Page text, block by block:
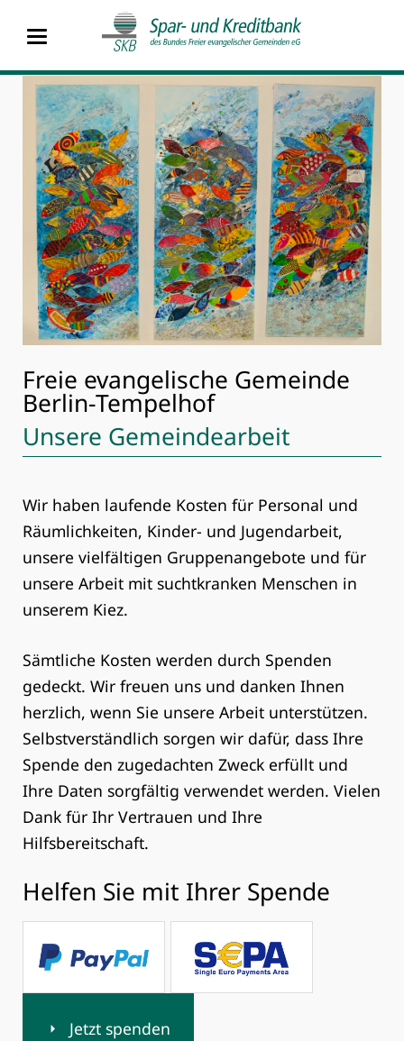
Freie evangelische Gemeinde
Berlin-Tempelhof
Unsere Gemeindearbeit
Wir haben laufende Kosten für Personal und
Räumlichkeiten, Kinder- und Jugendarbeit,
unsere vielfältigen Gruppenangebote und für
unsere Arbeit mit suchtkranken Menschen in
unserem Kiez.
Sämtliche Kosten werden durch Spenden
gedeckt. Wir freuen uns und danken Ihnen
herzlich, wenn Sie unsere Arbeit unterstützen.
Selbstverständlich sorgen wir dafür, dass Ihre
Spende den zugedachten Zweck erfüllt und
Ihre Daten sorgfältig verwendet werden. Vielen
Dank für Ihr Vertrauen und Ihre
Hilfsbereitschaft.
Helfen Sie mit Ihrer Spende
Jetzt spenden